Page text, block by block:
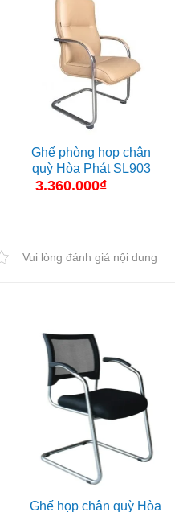
Ghế phòng họp chân
quỳ Hòa Phát SL903
3.360.000₫
Vui lòng đánh giá nội dung
Ghế họp chân quỳ Hòa